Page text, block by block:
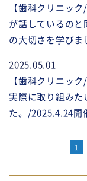
【歯科クリニッ
が話しているの
の大切さを学び
2025.05.01
【歯科クリニッ
実際に取り組み
た。/2025.4.24開
1